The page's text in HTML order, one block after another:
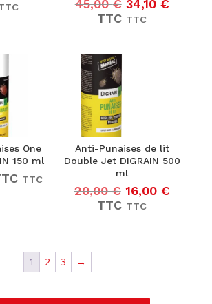
45,00€ Le
prix
34,10 €Le
TTC TTC
One
150 ml
TTC
Anti-Punaises de lit
Double Jet DIGRAIN 500
ml
20,00€ Le
prix
16,00 €Le
TTC TTC
1 2 3 →